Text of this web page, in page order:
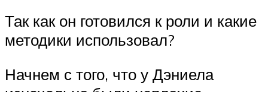
Так как он готовился к роли и какие
методики использовал?
Начнем с того, что у Дэниела